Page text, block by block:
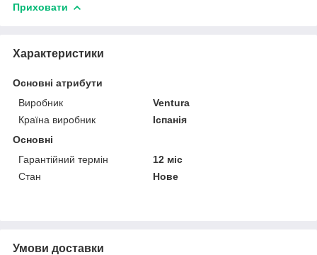
Приховати
Характеристики
Основні атрибути
Виробник
Ventura
Країна виробник
Іспанія
Основні
Гарантійний термін
12 міс
Стан
Нове
Умови доставки